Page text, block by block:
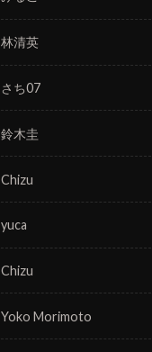
林清英
さち07
鈴木圭
Chizu
yuca
Chizu
Yoko Morimoto